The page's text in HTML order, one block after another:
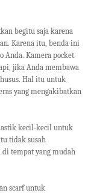
begitu saja karena
Karena itu, benda ini
Anda. Kamera pocket
jika Anda membawa
Hal itu untuk
yang mengakibatkan
kecil-kecil untuk
tidak susah
tempat yang mudah
scarf untuk